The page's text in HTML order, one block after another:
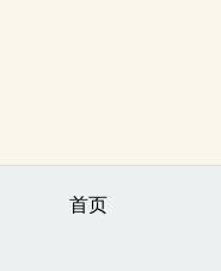
首页